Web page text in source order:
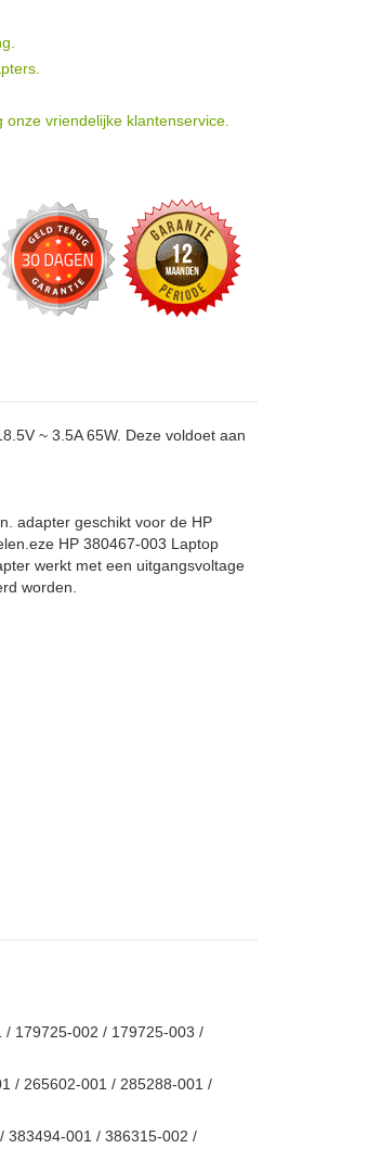
vriendelijke klantenservice.
~ 3.5A 65W. Deze voldoet aan
adapter geschikt voor de HP
HP 380467-003 Laptop
werkt met een uitgangsvoltage
worden.
179725-002 / 179725-003 /
/ 265602-001 / 285288-001 /
383494-001 / 386315-002 /